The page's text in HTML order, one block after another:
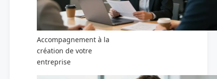
Accompagnement à la
création de votre
entreprise